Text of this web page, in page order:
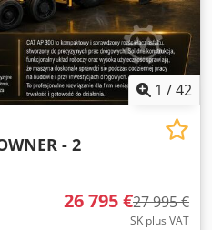
1 /42
- 2
26 795 €27 995 €
SK plus VAT